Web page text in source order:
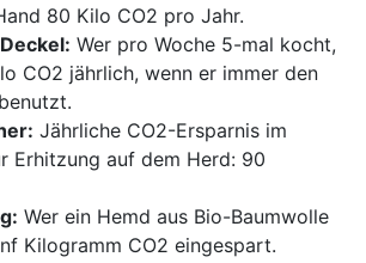
80 Kilo CO2 pro Jahr.
Wer pro Woche 5-mal kocht,
CO2 jährlich, wenn er immer den
Jähr­liche CO2-Ersparnis im
Erhitzung auf dem Herd: 90
Wer ein Hemd aus Bio-Baumwolle
Kilogramm CO2 eingespart.